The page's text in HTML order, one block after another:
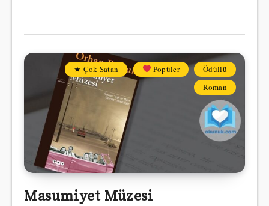
★ Çok Satan Popüler
Ödüllü
Roman
Masumiyet Müzesi